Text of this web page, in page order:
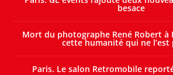
besace
Mort du photographe René Robert à
cette humanité qui ne l’est
Paris. Le salon Retromobile